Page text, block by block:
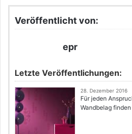
Veröffentlicht von:
epr
Letzte Veröffentlichungen:
28. Dezember 2016
Für jeden
Wandbelag finden